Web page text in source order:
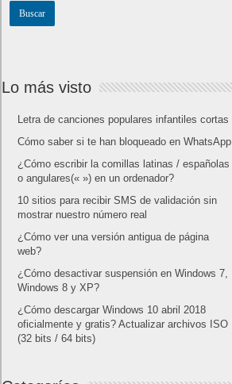
Lo más visto
Letra de canciones populares infantiles cortas
Cómo saber si te han bloqueado en WhatsApp
¿Cómo escribir la comillas latinas / españolas
o angulares(« ») en un ordenador?
10 sitios para recibir SMS de validación sin
mostrar nuestro número real
¿Cómo ver una versión antigua de página
web?
¿Cómo desactivar suspensión en Windows 7,
Windows 8 y XP?
¿Cómo descargar Windows 10 abril 2018
oficialmente y gratis? Actualizar archivos ISO
(32 bits / 64 bits)